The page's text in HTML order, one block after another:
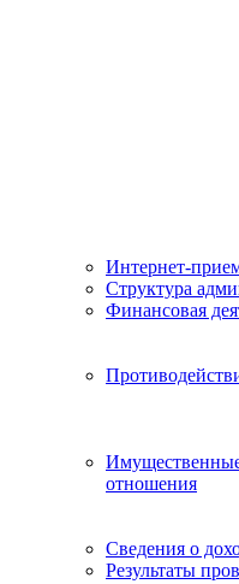
Интернет-
Структура
Финансовая
отношения
Сведения о
Результаты